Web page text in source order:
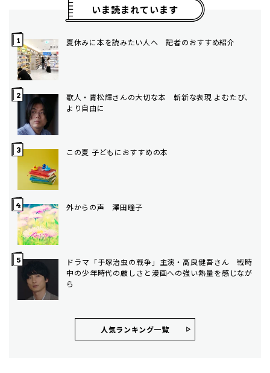
いま読まれています
夏休みに本を読みたい人へ 記者のおすすめ紹介
歌人・青松輝さんの大切な本 斬新な表現 よむたび、
より自由に
この夏 子どもにおすすめの本
外からの声 澤田瞳子
ドラマ「手塚治虫の戦争」主演・高良健吾さん 戦時
中の少年時代の厳しさと漫画への強い熱量を感じなが
ら
人気ランキング⼀覧